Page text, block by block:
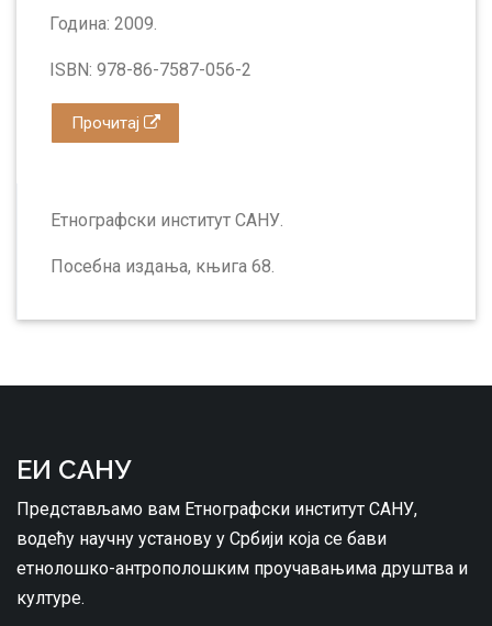
Година: 2009.
ISBN: 978-86-7587-056-2
Прочитај
Етнографски институт САНУ.
Посебна издања, књига 68.
ЕИ САНУ
Представљамо вам Етнографски институт САНУ,
водећу научну установу у Србији која се бави
етнолошко-антрополошким проучавањима друштва и
културе.